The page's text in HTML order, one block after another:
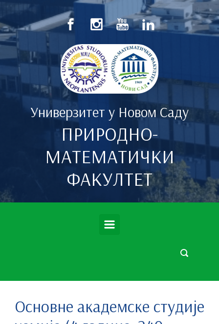
Скип то маин цонтент
Универзитет у Новом Саду
ПРИРОДНО-
МАТЕМАТИЧКИ
ФАКУЛТЕТ
Основне академске студије